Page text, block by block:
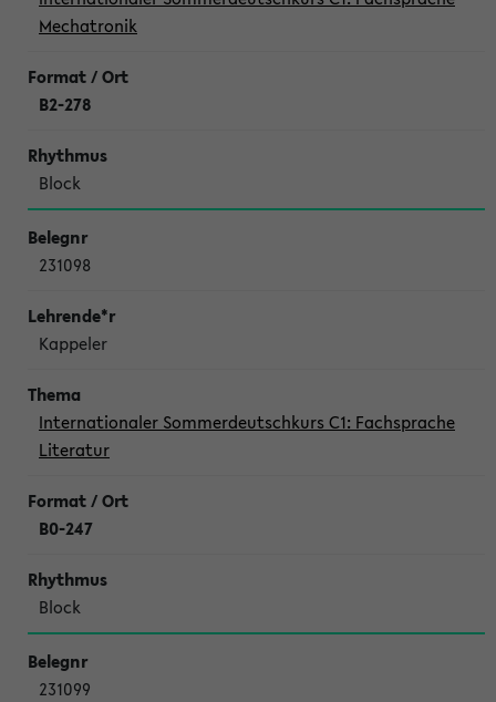
Mechatronik
B2-278
Block
231098
Kappeler
Internationaler Sommerdeutschkurs C1: Fachsprache
Literatur
B0-247
Block
231099